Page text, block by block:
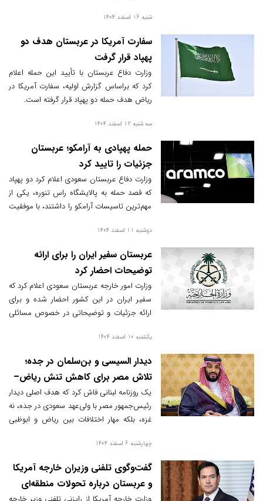
شنبه 16 اسفند 1404
سفارت آمریکا در عربستان هدف دو
پهپاد قرار گرفت
وزارت دفاع عربستان با تأیید این حمله اعلام
کرد که براساس گزارش اولیه، سفارت آمریکا در
ریاض هدف حمله دو پهپاد قرار گرفته است.
سه شنبه 12 اسفند 1404
حمله پهپادی به آرامکو؛ عربستان
جزئیات را تایید کرد
وزارت دفاع عربستان سعودی اعلام کرد دو پهپاد
که قصد حمله به پالایشگاه راس تنوره، یکی از
مهم‌ترین تاسیسات آرامکو را داشتند، با موفقیت
دوشنبه 11 اسفند 1404
عربستان سفیر ایران را برای ارائه
توضیحات احضار کرد
وزارت امور خارجه عربستان سعودی اعلام کرد که
سفیر ایران در این کشور احضار شده و برای
ارائه جزئیات و توضیحاتی در خصوص مسائلی
گرفته است.
یکشنبه 10 اسفند 1404
دیدار السیسی و بن‌سلمان در جده؛
تلاش مصر برای کاهش تنش ریاض–
ابوظبی
یک روزنامه لبنانی فاش کرد که هدف اصلی دیدار
رئیس‌جمهور مصر با ولی‌عهد سعودی در جده، نه
غزه، بلکه مهار اختلافات بین ریاض و ابوظبی
منطقه‌ای موفق خواهد بود؟
چهارشنبه 6 اسفند 1404
گفت‌وگوی تلفنی وزیران خارجه آمریکا
و عربستان درباره تحولات منطقه‌ای